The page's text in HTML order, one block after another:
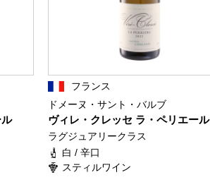
フランス
ドメーヌ・サント・バルブ
ヴィレ・クレッセ ラ・ペリエール
ラグジュアリークラス
白 / 辛口
スティルワイン